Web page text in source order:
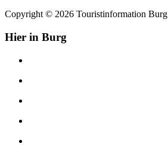
Copyright © 2026 Touristinformation Burg
Hier in Burg